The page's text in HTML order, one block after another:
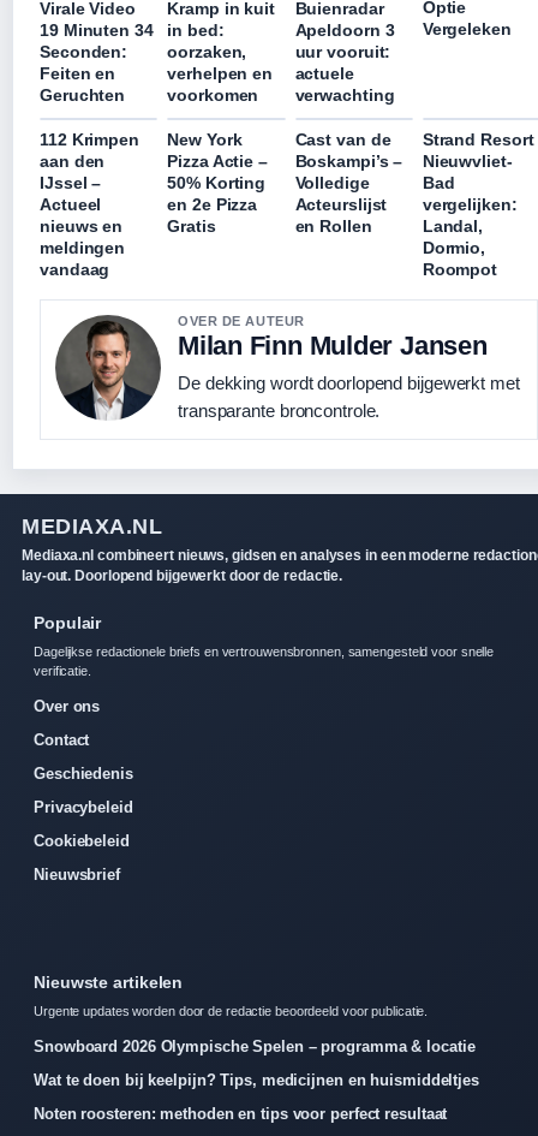
Virale Video
19 Minuten 34
Seconden:
Feiten en
Geruchten
Kramp in kuit
in bed:
oorzaken,
verhelpen en
voorkomen
Buienradar
Apeldoorn 3
uur vooruit:
actuele
verwachting
Optie
Vergeleken
112 Krimpen
aan den
IJssel –
Actueel
nieuws en
meldingen
vandaag
New York
Pizza Actie –
50% Korting
en 2e Pizza
Gratis
Cast van de
Boskampi’s –
Volledige
Acteurslijst
en Rollen
Strand Resort
Nieuwvliet-
Bad
vergelijken:
Landal,
Dormio,
Roompot
OVER DE AUTEUR
Milan Finn Mulder Jansen
De dekking wordt doorlopend bijgewerkt met
transparante broncontrole.
MEDIAXA.NL
Mediaxa.nl combineert nieuws, gidsen en analyses in een moderne
lay-out. Doorlopend bijgewerkt door de redactie.
Populair
Dagelijkse redactionele briefs en vertrouwensbronnen, samengesteld voor snelle
verificatie.
Over ons
Contact
Geschiedenis
Privacybeleid
Cookiebeleid
Nieuwsbrief
Nieuwste artikelen
Urgente updates worden door de redactie beoordeeld voor publicatie.
Snowboard 2026 Olympische Spelen – programma & locatie
Wat te doen bij keelpijn? Tips, medicijnen en huismiddeltjes
Noten roosteren: methoden en tips voor perfect resultaat